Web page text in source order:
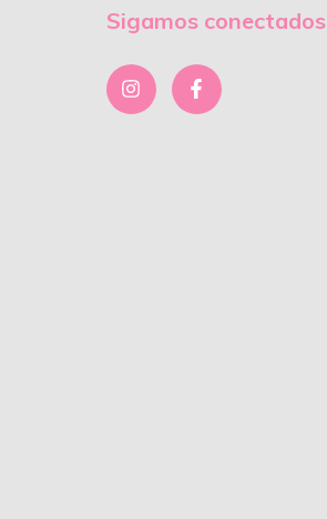
Sigamos conectados